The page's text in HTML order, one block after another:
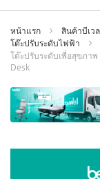
หน้าแรก สินค้าบีเวล
โต๊ะปรับระดับไฟฟ้า
โต๊ะปรับระดับเพื่อสุขภา
Desk